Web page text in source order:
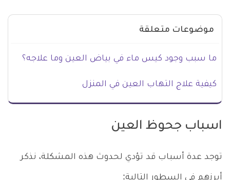
موضوعات متعلقة
ما سبب وجود كيس ماء في بياض العين وما علاجه؟
كيفية علاج التهاب العين في المنزل
اسباب جحوظ العين
توجد عدة أسباب قد تؤدي لحدوث هذه المشكلة، نذكر
أبرزهم في السطور التالية: